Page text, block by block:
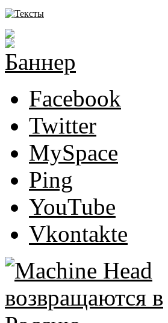
Facebook
Twitter
MySpace
Ping
YouTube
Vkontakte